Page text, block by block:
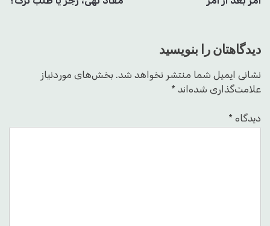
نوشته
دیدگاهتان را بنویسید
نشانی ایمیل شما منتشر نخواهد شد. بخش‌های موردنیاز
علامت‌گذاری شده‌اند *
دیدگاه *